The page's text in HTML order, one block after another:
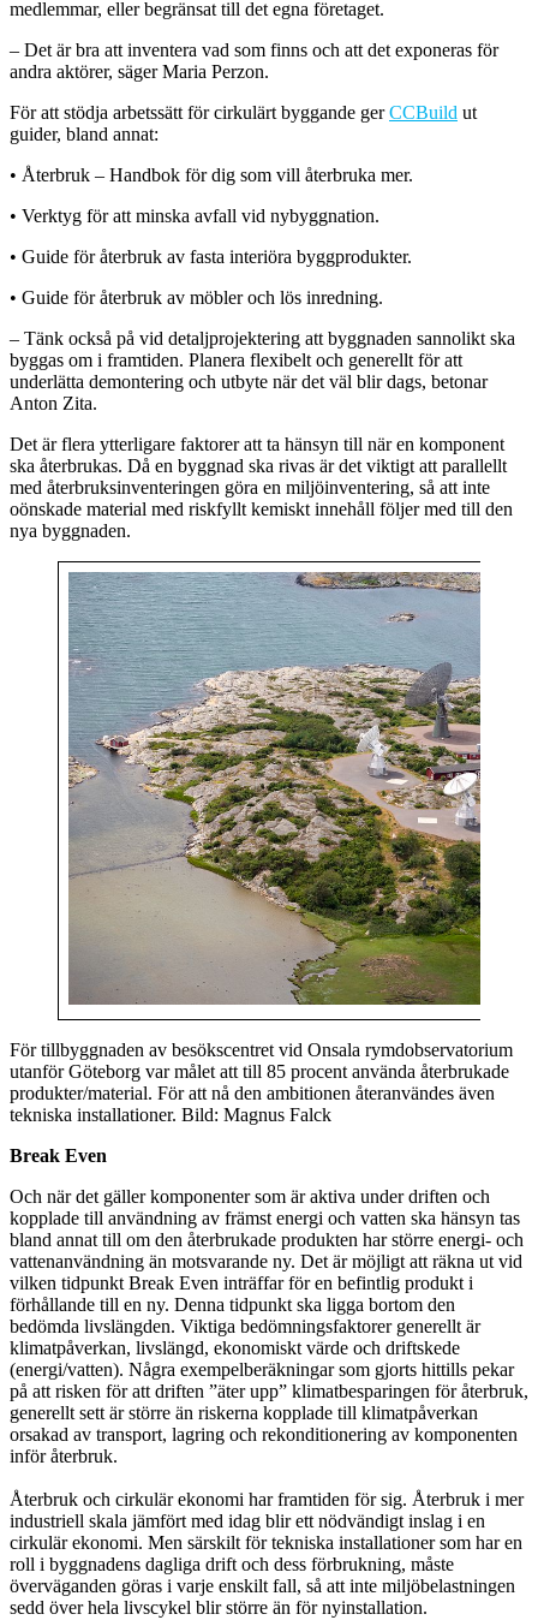
medlemmar, eller begränsat till det egna företaget.
– Det är bra att inventera vad som finns och att det exponeras för
andra aktörer, säger Maria Perzon.
För att stödja arbetssätt för cirkulärt byggande gerCCBuild ut
guider, bland annat:
• Återbruk – Handbok för dig som vill återbruka mer.
• Verktyg för att minska avfall vid nybyggnation.
• Guide för återbruk av fasta interiöra byggprodukter.
• Guide för återbruk av möbler och lös inredning.
– Tänk också på vid detaljprojektering att byggnaden sannolikt ska
byggas om i framtiden. Planera flexibelt och generellt för att
underlätta demontering och utbyte när det väl blir dags, betonar
Anton Zita.
Det är flera ytterligare faktorer att ta hänsyn till när en komponent
ska återbrukas. Då en byggnad ska rivas är det viktigt att parallellt
med återbruksinventeringen göra en miljöinventering, så att inte
oönskade material med riskfyllt kemiskt innehåll följer med till den
nya byggnaden.
För tillbyggnaden av besökscentret vid Onsala rymdobservatorium
utanför Göteborg var målet att till 85 procent använda återbrukade
produkter/material. För att nå den ambitionen återanvändes även
tekniska installationer. Bild: Magnus Falck
Break Even
Och när det gäller komponenter som är aktiva under driften och
kopplade till användning av främst energi och vatten ska hänsyn tas
bland annat till om den återbrukade produkten har större energi- och
vattenanvändning än motsvarande ny. Det är möjligt att räkna ut vid
vilken tidpunkt Break Even inträffar för en befintlig produkt i
förhållande till en ny. Denna tidpunkt ska ligga bortom den
bedömda livslängden. Viktiga bedömningsfaktorer generellt är
klimatpåverkan, livslängd, ekonomiskt värde och driftskede
(energi/vatten). Några exempelberäkningar som gjorts hittills pekar
på att risken för att driften ”äter upp” klimatbesparingen för återbruk,
generellt sett är större än riskerna kopplade till klimatpåverkan
orsakad av transport, lagring och rekonditionering av komponenten
inför återbruk.
Återbruk och cirkulär ekonomi har framtiden för sig. Återbruk i mer
industriell skala jämfört med idag blir ett nödvändigt inslag i en
cirkulär ekonomi. Men särskilt för tekniska installationer som har en
roll i byggnadens dagliga drift och dess förbrukning, måste
överväganden göras i varje enskilt fall, så att inte miljöbelastningen
sedd över hela livscykel blir större än för nyinstallation.